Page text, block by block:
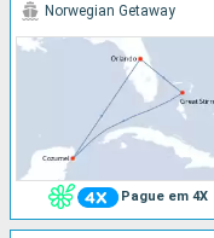
Pague em 4X
Norwegian Getaway